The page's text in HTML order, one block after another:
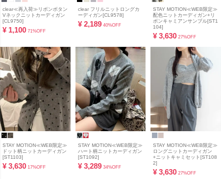
clear≪再入荷≫リボンボタン
Vネックニットカーディガン
[CL9750]
¥ 1,100 71%OFF
clear フリルニットロングカ
ーディガン[CL9578]
¥ 2,189 40%OFF
STAY MOTION≪WEB限定≫
配色ニットカーディガン+リ
ボンキャミアンサンブル[ST1
104]
¥ 3,630 27%OFF
STAY MOTION≪WEB限定≫
ドット柄ニットカーディガン
[ST1103]
¥ 3,630 17%OFF
STAY MOTION≪WEB限定≫
ハート柄ニットカーディガン
[ST1092]
¥ 3,289 34%OFF
STAY MOTION≪WEB限定≫
ロングニットカーディガン
+ニットキャミセット[ST108
2]
¥ 3,630 27%OFF